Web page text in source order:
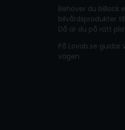
Behöver du billack
bilvårdsprodukter
Då är du på rätt
På Lovab.se guidar
vägen.